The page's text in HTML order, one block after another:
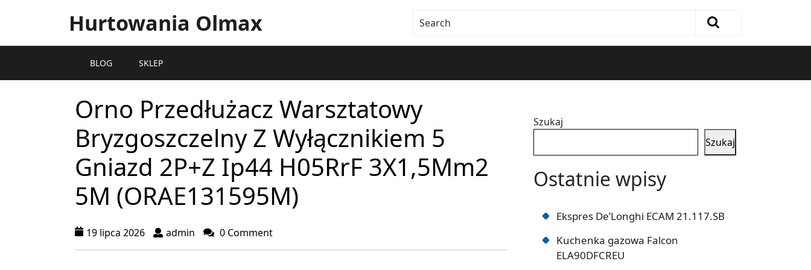
Hurtowania Olmax
BLOG SKLEP
Orno Przedłużacz Warsztatowy
Bryzgoszczelny Z Wyłącznikiem 5
Gniazd 2P+Z Ip44 H05RrF 3X1,5Mm2
5M (ORAE131595M)
19 lipca 2026 admin 0 Comment
Szukaj
Szukaj
Ostatnie wpisy
Ekspres De’Longhi ECAM 21.117.SB
Kuchenka gazowa Falcon
ELA90DFCREU